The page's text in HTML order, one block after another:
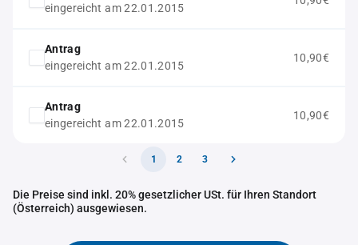
eingereicht am 22.01.2015
Antrag
eingereicht am 22.01.2015
10,90€
Antrag
eingereicht am 22.01.2015
10,90€
1 2 3
Die Preise sind inkl. 20% gesetzlicher USt. für Ihren Standort
(Österreich) ausgewiesen.